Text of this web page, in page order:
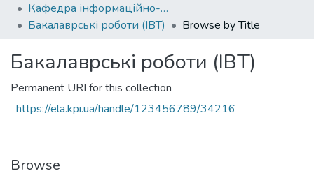
All of DSpace
Кафедра інформаційно-вимірювальних технологій (ІВТ)
Бакалаврські роботи (ІВТ)
Browse by Title
Бакалаврські роботи (ІВТ)
Permanent URI for this collection
https://ela.kpi.ua/handle/123456789/34216
Browse